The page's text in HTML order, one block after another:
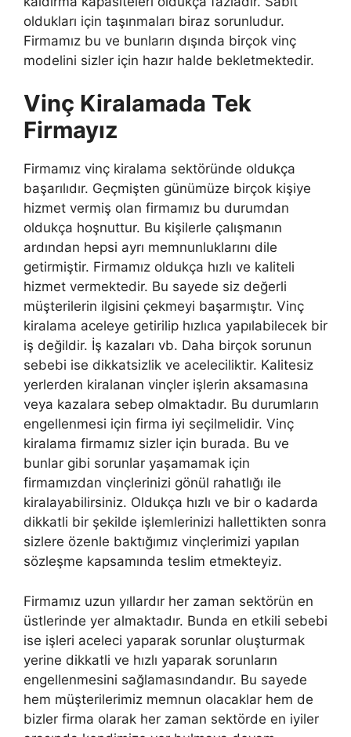
oldukları için taşınmaları biraz sorunludur.
Firmamız bu ve bunların dışında birçok vinç
modelini sizler için hazır halde bekletmektedir.
Vinç Kiralamada Tek
Firmayız
Firmamız vinç kiralama sektöründe oldukça
başarılıdır. Geçmişten günümüze birçok kişiye
hizmet vermiş olan firmamız bu durumdan
oldukça hoşnuttur. Bu kişilerle çalışmanın
ardından hepsi ayrı memnunluklarını dile
getirmiştir. Firmamız oldukça hızlı ve kaliteli
hizmet vermektedir. Bu sayede siz değerli
müşterilerin ilgisini çekmeyi başarmıştır. Vinç
kiralama aceleye getirilip hızlıca yapılabilecek bir
iş değildir. İş kazaları vb. Daha birçok sorunun
sebebi ise dikkatsizlik ve aceleciliktir. Kalitesiz
yerlerden kiralanan vinçler işlerin aksamasına
veya kazalara sebep olmaktadır. Bu durumların
engellenmesi için firma iyi seçilmelidir. Vinç
kiralama firmamız sizler için burada. Bu ve
bunlar gibi sorunlar yaşamamak için
firmamızdan vinçlerinizi gönül rahatlığı ile
kiralayabilirsiniz. Oldukça hızlı ve bir o kadarda
dikkatli bir şekilde işlemlerinizi hallettikten sonra
sizlere özenle baktığımız vinçlerimizi yapılan
sözleşme kapsamında teslim etmekteyiz.
Firmamız uzun yıllardır her zaman sektörün en
üstlerinde yer almaktadır. Bunda en etkili sebebi
ise işleri aceleci yaparak sorunlar oluşturmak
yerine dikkatli ve hızlı yaparak sorunların
engellenmesini sağlamasındandır. Bu sayede
hem müşterilerimiz memnun olacaklar hem de
bizler firma olarak her zaman sektörde en iyiler